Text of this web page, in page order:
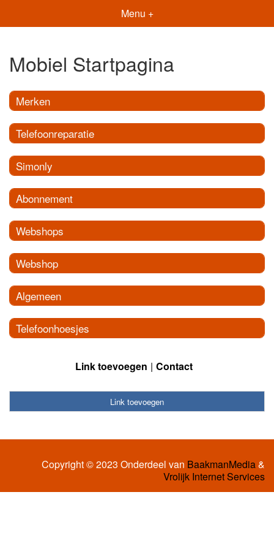
Menu +
Mobiel Startpagina
Merken
Telefoonreparatie
Simonly
Abonnement
Webshops
Webshop
Algemeen
Telefoonhoesjes
Link toevoegen Contact
Link toevoegen
Copyright © 2023 Onderdeel van BaakmanMedia&
Vrolijk Internet Services